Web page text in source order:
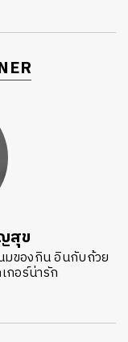
สุข
มของกิน อินกับถ้วย
กอร์น่ารัก